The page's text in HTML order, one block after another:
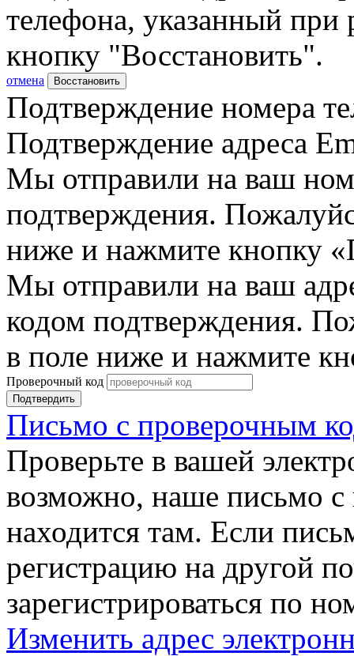
телефона, указанный при
кнопку "Восстановить".
отмена Восстановить
Подтверждение номера
Подтверждение адреса
Мы отправили на ваш
подтверждения.
ниже и нажмите кнопку
Мы отправили на ваш
кодом подтверждения.
в поле ниже и нажмите
Проверочный код
Подтвердить
Письмо с проверочным
Проверьте в вашей
возможно, наше письмо с
находится там. Если
регистрацию на другой
зарегистрироваться по
Изменить адрес